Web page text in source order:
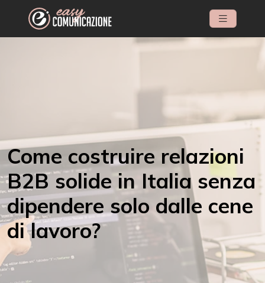
Come costruire relazioni
B2B solide in Italia senza
dipendere solo dalle cene
di lavoro?